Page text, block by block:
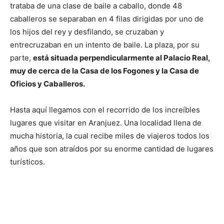
trataba de una clase de baile a caballo, donde 48
caballeros se separaban en 4 filas dirigidas por uno de
los hijos del rey y desfilando, se cruzaban y
entrecruzaban en un intento de baile. La plaza, por su
parte, está situada perpendicularmente al Palacio Real,
muy de cerca de la Casa de los Fogones y la Casa de
Oficios y Caballeros.
Hasta aquí llegamos con el recorrido de los increíbles
lugares que visitar en Aranjuez. Una localidad llena de
mucha historia, la cual recibe miles de viajeros todos los
años que son atraídos por su enorme cantidad de lugares
turísticos.